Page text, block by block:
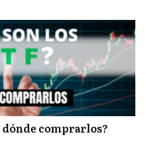
dónde comprarlos?